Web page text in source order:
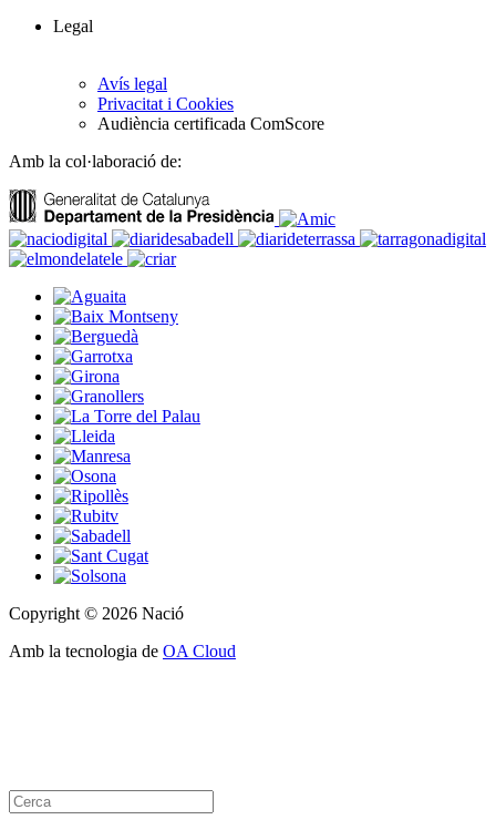
Legal
Avís legal
Privacitat i Cookies
Audiència certificada ComScore
Amb la col·laboració de:
Copyright © 2026 Nació
Amb la tecnologia de OA Cloud